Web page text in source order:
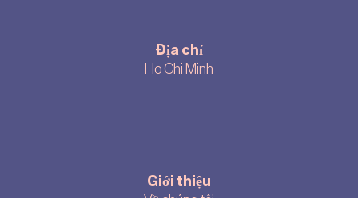
Địa chỉ
Ho Chi Minh
Giới thiệu